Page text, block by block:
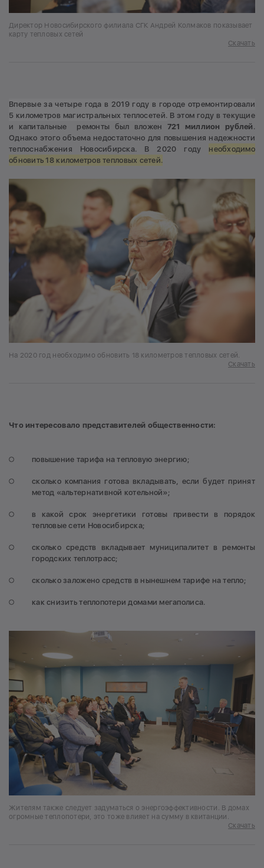
Директор Новосибирского филиала СГК Андрей Колмаков показывает
карту тепловых сетей
Скачать
Впервые за четыре года в 2019 году в городе отремонтировали
5 километров магистральных теплосетей. В этом году в текущие
и капитальные ремонты был вложен 721 миллион рублей .
Однако этого объема недостаточно для повышения надежности
теплоснабжения Новосибирска. В 2020 году необходимо
обновить 18 километров тепловых сетей.
На 2020 год необходимо обновить 18 километров тепловых сетей.
Скачать
Что интересовало представителей общественности:
повышение тарифа на тепловую энергию;
сколько компания готова вкладывать, если будет принят
метод «альтернативной котельной»;
в какой срок энергетики готовы привести в порядок
тепловые сети Новосибирска;
сколько средств вкладывает муниципалитет в ремонты
городских теплотрасс;
сколько заложено средств в нынешнем тарифе на тепло;
как снизить теплопотери домами мегаполиса.
Жителям также следует задуматься о энергоэффективности. В домах
огромные теплопотери, это тоже влияет на сумму в квитанции.
Скачать